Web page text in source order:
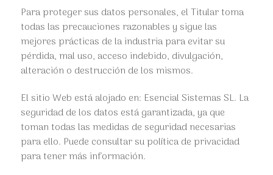
Para proteger sus datos personales, el Titular toma
todas las precauciones razonables y sigue las
mejores prácticas de la industria para evitar su
pérdida, mal uso, acceso indebido, divulgación,
alteración o destrucción de los mismos.
El sitio Web está alojado en: Esencial Sistemas SL. La
seguridad de los datos está garantizada, ya que
toman todas las medidas de seguridad necesarias
para ello. Puede consultar su política de privacidad
para tener más información.